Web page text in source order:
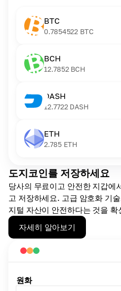
도지코인를 저장하세요
당사의 무료이고 안전한 지갑에
고 저장하세요. 고급 암호화 기
지털 자산이 안전하다는 것을
자세히 알아보기
BTC
0.7854522 BTC
BCH
12.7852 BCH
DASH
12.7722 DASH
ETH
2.785 ETH
원화